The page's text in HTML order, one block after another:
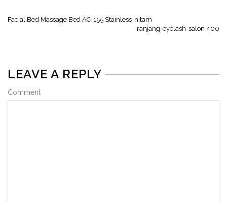
Facial Bed Massage Bed AC-155 Stainless-hitam
ranjang-eyelash-salon 400
LEAVE A REPLY
Comment